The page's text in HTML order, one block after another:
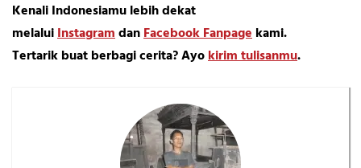
Kenali Indonesiamu lebih dekat
melaluiInstagramdanFacebook Fanpagekami.
Tertarik buat berbagi cerita? Ayokirim tulisanmu.